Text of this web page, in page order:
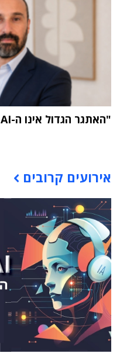
"האתגר הגדול אינו ה-AI אלא הטמעתה בארגון"
אירועים קרובים